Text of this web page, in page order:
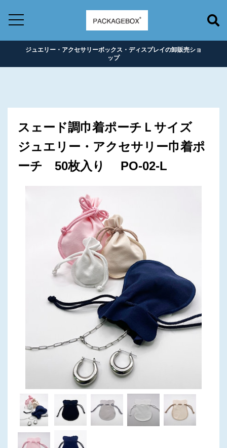
ジュエリー・アクセサリーボックス・ディスプレイの卸販売ショ
ップ
スェード調巾着ポーチＬサイズ
ジュエリー・アクセサリー巾着ポ
ーチ 50枚入り PO-02-L